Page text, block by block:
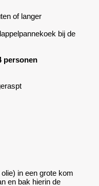
of langer
bij de
personen
in een grote kom
en bak hierin de